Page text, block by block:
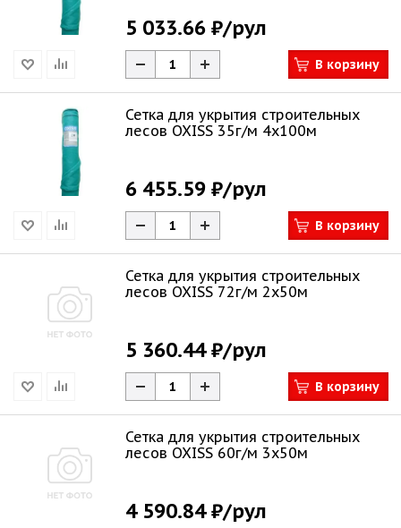
5 033.66 ₽/рул
В корзину
Сетка для укрытия строительных
лесов OXISS 35г/м 4х100м
6 455.59 ₽/рул
В корзину
Сетка для укрытия строительных
лесов OXISS 72г/м 2х50м
5 360.44 ₽/рул
В корзину
Сетка для укрытия строительных
лесов OXISS 60г/м 3х50м
4 590.84 ₽/рул